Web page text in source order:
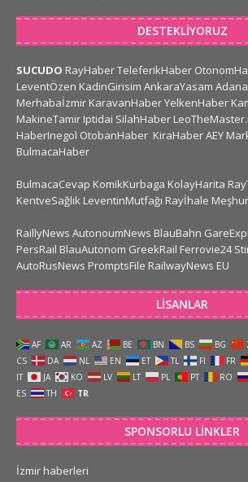
DESTEKLIYORUZ
SUCUDO RayHaberTeleferikHaber
LeventÖzen KadinGirisim AnkaraYasam
Merhabaİzmir KaravanHaberYelkenHaber
MakineTamir Iptidai SilahHaber
HaberInegol OtobanHaber KiraHaberAEY
BulmacaHaber
BulmacaCevap KomikKurbaga KolayHarita
KentveSağlık LeventinMutfağı Rayİhale
RaillyNews AutonoumNews BlauBahn
PersRail BlauAutonom GreekRail Ferrovie24
AutoRusNews PromptsFile RailwayNews EU
LISANLAR
AF AR AZ BE BN BS BG
CS
DA NL EN ET TL FI FR
IT
JA KO LV LT PL PT RO
ES
TH TR
SPONSORLU LINKLER
İzmir haberleri